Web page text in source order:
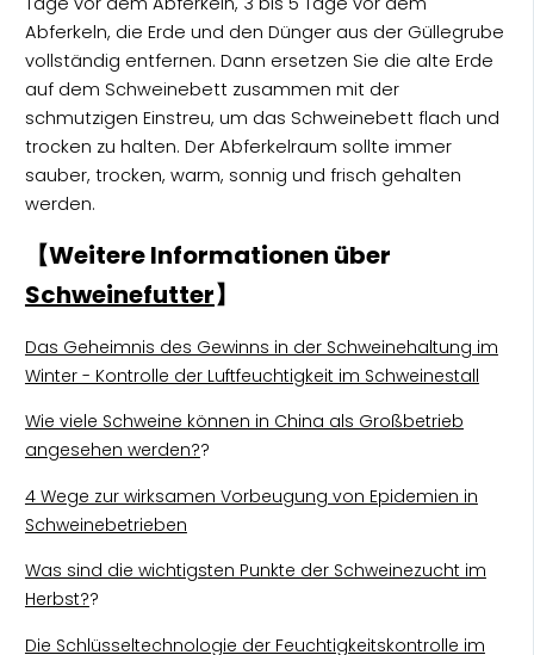
Abferkeln, die Erde und den Dünger aus der Güllegrube
vollständig entfernen. Dann ersetzen Sie die alte Erde
auf dem Schweinebett zusammen mit der
schmutzigen Einstreu, um das Schweinebett flach und
trocken zu halten. Der Abferkelraum sollte immer
sauber, trocken, warm, sonnig und frisch gehalten
werden.
【Weitere Informationen über
Schweinefutter】
Das Geheimnis des Gewinns in der Schweinehaltung im
Winter - Kontrolle der Luftfeuchtigkeit im Schweinestall
Wie viele Schweine können in China als Großbetrieb
angesehen werden??
4 Wege zur wirksamen Vorbeugung von Epidemien in
Schweinebetrieben
Was sind die wichtigsten Punkte der Schweinezucht im
Herbst??
Die Schlüsseltechnologie der Feuchtigkeitskontrolle im